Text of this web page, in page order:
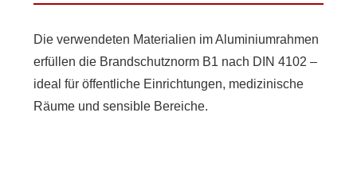
Die verwendeten Materialien im Aluminiumrahmen
erfüllen die Brandschutznorm B1 nach DIN 4102 –
ideal für öffentliche Einrichtungen, medizinische
Räume und sensible Bereiche.